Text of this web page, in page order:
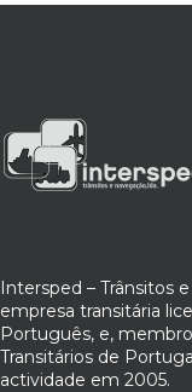
Intersped – Trânsitos
empresa transitária
Português, e,
Transitários de
actividade em 2005.